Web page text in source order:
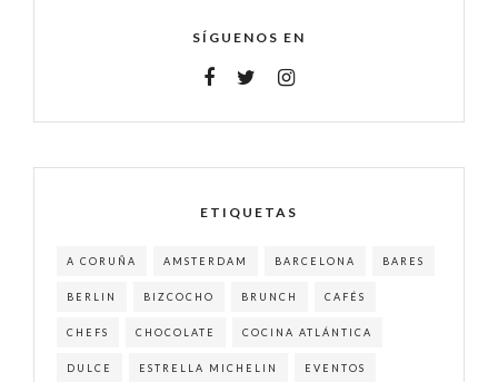
SÍGUENOS EN
ETIQUETAS
A CORUÑA AMSTERDAM BARCELONA BARES
BERLIN BIZCOCHO BRUNCH CAFÉS
CHEFS CHOCOLATE COCINA ATLÁNTICA
DULCE ESTRELLA MICHELIN EVENTOS